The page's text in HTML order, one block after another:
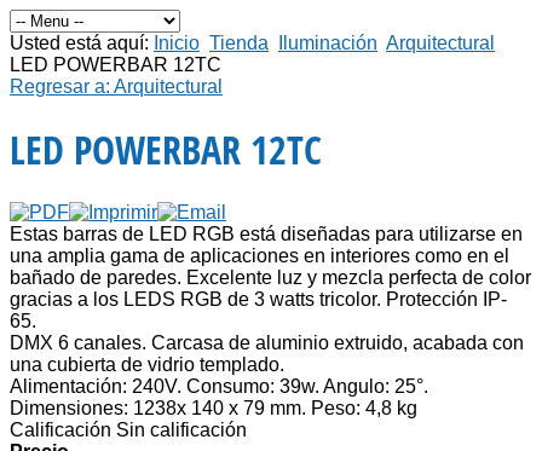
Usted está aquí: Inicio Tienda Iluminación Arquitectural
LED POWERBAR 12TC
Regresar a: Arquitectural
LED POWERBAR 12TC
Estas barras de LED RGB está diseñadas para utilizarse en
una amplia gama de aplicaciones en interiores como en el
bañado de paredes. Excelente luz y mezcla perfecta de color
gracias a los LEDS RGB de 3 watts tricolor. Protección IP-
65.
DMX 6 canales. Carcasa de aluminio extruido, acabada con
una cubierta de vidrio templado.
Alimentación: 240V. Consumo: 39w. Angulo: 25°.
Dimensiones: 1238x 140 x 79 mm. Peso: 4,8 kg
Calificación Sin calificación